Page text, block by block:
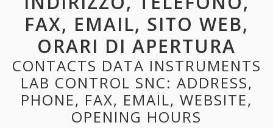
FAX, EMAIL, SITO WEB,
ORARI DI APERTURA
CONTACTS DATA INSTRUMENTS
LAB CONTROL SNC: ADDRESS,
PHONE, FAX, EMAIL, WEBSITE,
OPENING HOURS